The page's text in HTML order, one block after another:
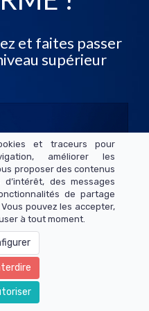
et traceurs pour
améliorer les
proposer des contenus
des messages
de partage
pouvez les accepter,
à tout moment.